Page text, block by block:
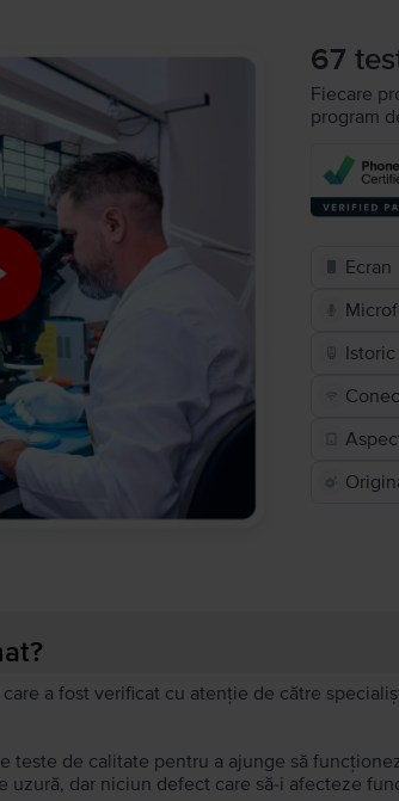
67
Fiecare
program
Ecran
Istoric
a fost verificat cu atenție de către
teste de calitate pentru a ajunge să
uzură, dar niciun defect care să-i afecteze